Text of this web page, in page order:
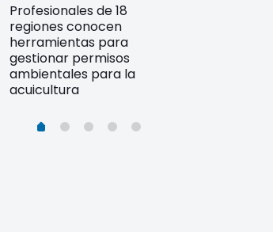
Profesionales de 18
regiones conocen
herramientas para
gestionar permisos
ambientales para la
acuicultura